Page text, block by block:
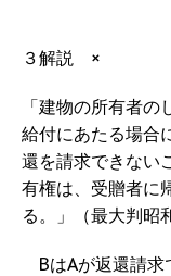
３解説 ×
「建物の所有者
給付にあたる場合
還を請求できない
有権は、受贈者に
る。」（最大判昭
BはAが返還請求